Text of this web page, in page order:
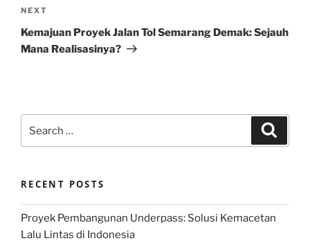
Next
Post
NEXT
Kemajuan Proyek Jalan Tol Semarang Demak: Sejauh
Mana Realisasinya?
for:
RECENT POSTS
Proyek Pembangunan Underpass: Solusi Kemacetan
Lalu Lintas di Indonesia